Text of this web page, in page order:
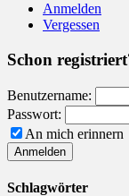
Anmelden
Vergessen
Schon
Benutzername:
Passwort:
An mich erinnern
Schlagwörter